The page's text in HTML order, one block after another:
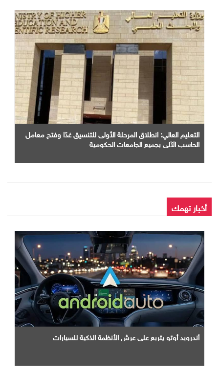
التعليم العالي: انطلاق المرحلة الأولى للتنسيق غدًا وفتح معامل
الحاسب الآلي بجميع الجامعات الحكومية
أخبار تهمك
أندرويد أوتو يتربع علي عرش الأنظمة الذكية للسيارات